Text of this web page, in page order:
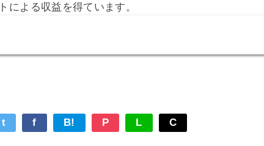
による収益を得ています。
t f B! P L C